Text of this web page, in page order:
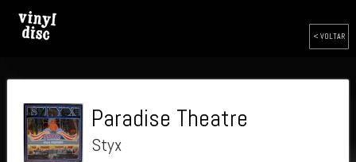
< VOLTAR
Paradise Theatre
Styx